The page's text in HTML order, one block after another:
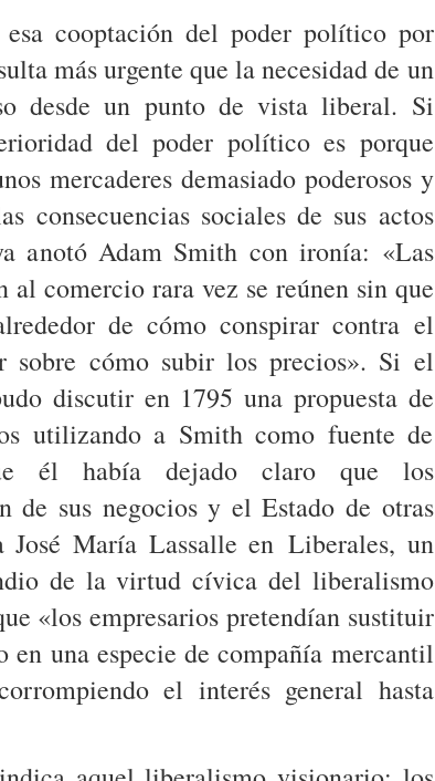
cooptación del poder político por
más urgente que la necesidad de un
desde un punto de vista liberal. Si
del poder político es porque
mercaderes demasiado poderosos y
consecuencias sociales de sus actos
anotó Adam Smith con ironía: «Las
al comercio rara vez se reúnen sin que
de cómo conspirar contra el
sobre cómo subir los precios». Si el
discutir en 1795 una propuesta de
utilizando a Smith como fuente de
él había dejado claro que los
de sus negocios y el Estado de otras
José María Lassalle en Liberales, un
de la virtud cívica del liberalismo
«los empresarios pretendían sustituir
en una especie de compañía mercantil
el interés general hasta